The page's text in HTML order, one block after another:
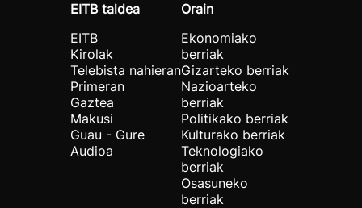
EITB taldea
EITB
Kirolak
Telebista nahieran
Primeran
Gaztea
Makusi
Guau - Gure
Audioa
Orain
Ekonomiako
berriak
Gizarteko berriak
Nazioarteko
berriak
Politikako berriak
Kulturako berriak
Teknologiako
berriak
Osasuneko
berriak